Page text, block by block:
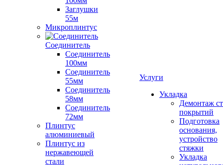
Заглушки
55м
Микроплинтус
Соединитель
Соединитель
100мм
Соединитель
55мм
Соединитель
58мм
Соединитель
72мм
Плинтус
алюминиевый
Плинтус из
нержавеющей
стали
Услуги
Укладка
Демонтаж
покрытий
Подготовка
основания,
устройство
стяжки
Укладка